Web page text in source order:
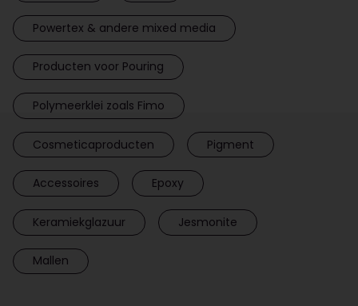
Powertex & andere mixed media
Producten voor Pouring
Polymeerklei zoals Fimo
Cosmeticaproducten Pigment
Accessoires Epoxy
Keramiekglazuur Jesmonite
Mallen